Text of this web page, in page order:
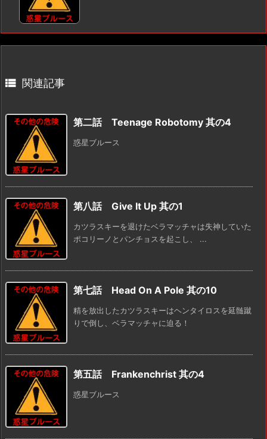
 関連記事
第二話 Teenage Robotomy 其の4
惑星ブルース
第八話 Give It Up 其の1
カツラスキーを退けたベラマッチャは失神していた
ポコリーノとパンチョスを起こし、 ...
第七話 Head On A Pole 其の10
精を放出したカツラスキーはヘンタイロスを延髄蹴
りで倒し、ベラマッチャに迫る！
第五話 Frankenchrist 其の4
惑星ブルース